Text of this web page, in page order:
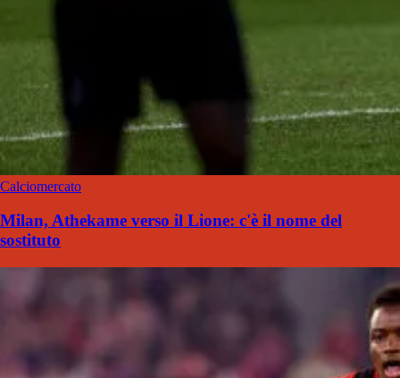
Calciomercato
Milan, Athekame verso il Lione: c'è il nome del
sostituto